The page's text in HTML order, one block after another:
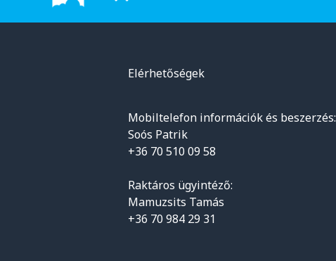
Elérhetőségek
Mobiltelefon információk és beszerzés:
Soós Patrik
+36 70 510 09 58
Raktáros ügyintéző:
Mamuzsits Tamás
+36 70 984 29 31